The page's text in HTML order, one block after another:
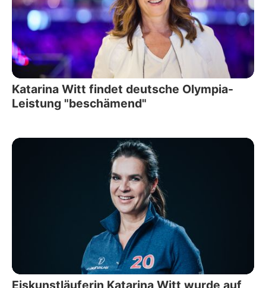
Katarina Witt findet deutsche Olympia-
Leistung "beschämend"
Eiskunstläuferin Katarina Witt wurde auf